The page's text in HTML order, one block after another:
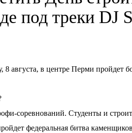
под треки DJ
8 августа, в центре Перми пройдет
соревнований. Студенты и
федеральная битва